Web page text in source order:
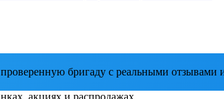
бригаду с реальными отзывами
акциях и распродажах